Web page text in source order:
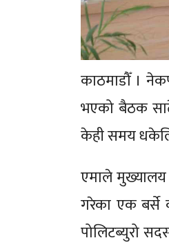
काठमाडौँ ।
भएको बैठक
केही समय
एमाले मुख्यालय
गरेका एक बर्से
पोलिटब्युरो